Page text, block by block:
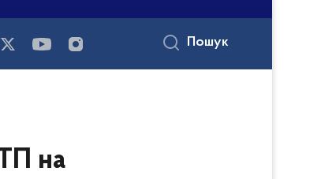
Пошук
на